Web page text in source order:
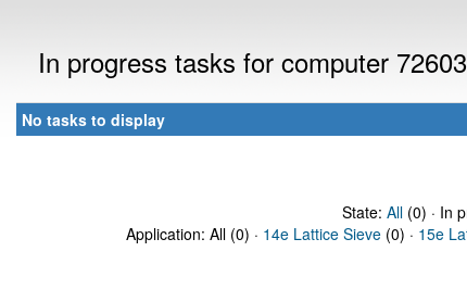
In progress tasks for computer
No tasks to display
State: All(0) · In
Application: All (0) · 14e Lattice Sieve (0) · 15e